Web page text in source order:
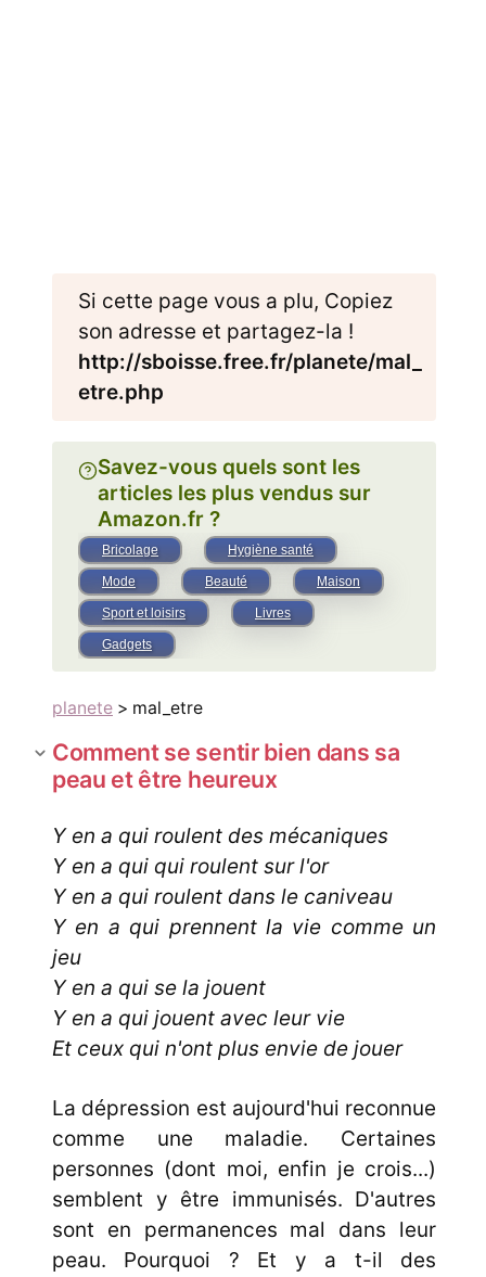
Si cette page vous a plu, Copiez
son adresse et partagez-la !
http://sboisse.free.fr/planete/mal_
etre.php
Savez-vous quels sont les
articles les plus vendus sur
Amazon.fr ?
Bricolage Hygiène santé
Mode Beauté Maison
Sport et loisirs Livres
Gadgets
planete > mal_etre
Comment se sentir bien dans sa
peau et être heureux
Y en a qui roulent des mécaniques
Y en a qui qui roulent sur l'or
Y en a qui roulent dans le caniveau
Y en a qui prennent la vie comme un
jeu
Y en a qui se la jouent
Y en a qui jouent avec leur vie
Et ceux qui n'ont plus envie de jouer
La dépression est aujourd'hui reconnue
comme une maladie. Certaines
personnes (dont moi, enfin je crois...)
semblent y être immunisés. D'autres
sont en permanences mal dans leur
peau. Pourquoi ? Et y a t-il des